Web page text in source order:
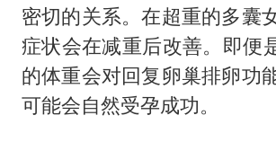
密切的关系。在超重的多囊
症状会在减重后改善。即便
的体重会对回复卵巢排卵功
可能会自然受孕成功。